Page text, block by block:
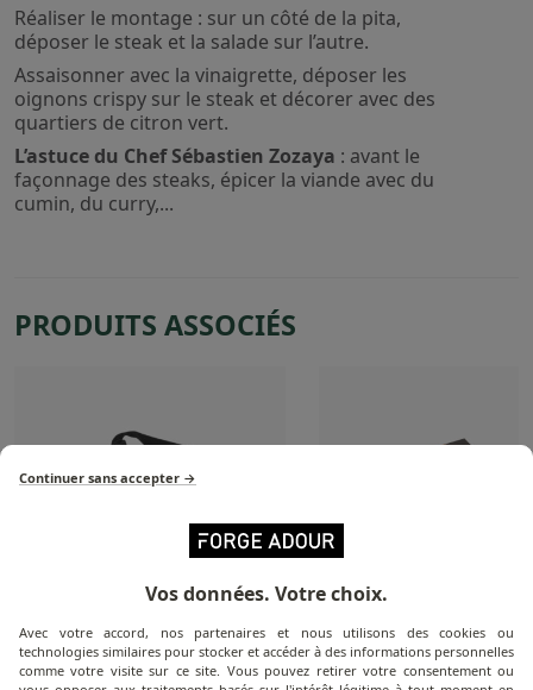
Réaliser le montage : sur un côté de la pita,
déposer le steak et la salade sur l’autre.
Assaisonner avec la vinaigrette, déposer les
oignons crispy sur le steak et décorer avec des
quartiers de citron vert.
L’astuce du Chef Sébastien Zozaya : avant le
façonnage des steaks, épicer la viande avec du
cumin, du curry,...
PRODUITS ASSOCIÉS
Tablier De Cuisine Plancha Livre La Bible De La
Continuer sans accepter →
Vos données. Votre choix.
Avec votre accord, nos partenaires et nous utilisons des cookies ou
technologies similaires pour stocker et accéder à des informations personnelles
comme votre visite sur ce site. Vous pouvez retirer votre consentement ou